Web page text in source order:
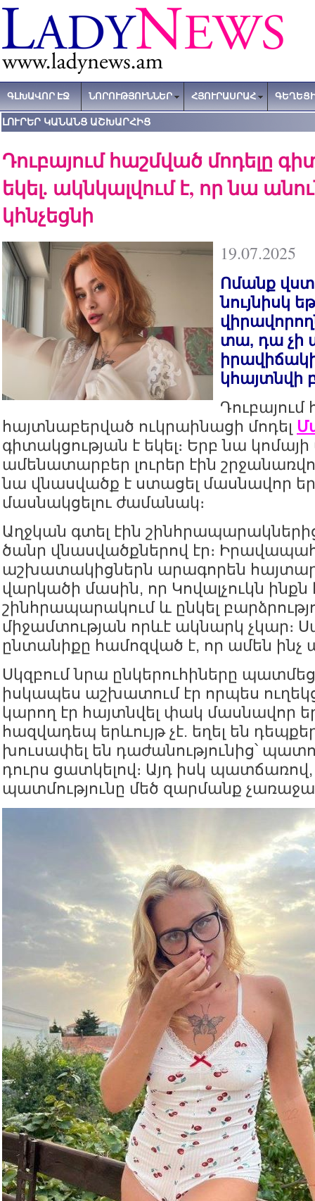
ԳԼԽԱՎՈՐ ԷՋ ՆՈՐՈՒԹՅՈՒՆՆԵՐ ՀՅՈՒՐԱՍՐԱՀ
ԼՈՒՐԵՐ ԿԱՆԱՆՑ ԱՇԽԱՐՀԻՑ
Դուբայում հաշմված մոդելը
եկել. ակնկալվում է, որ նա
կհնչեցնի
19.07.2025
Ոմանք
նույնիսկ
տա, դա չի
կհայտնվի
հայտնաբերված ուկրաինացի մոդել
գիտակցության է եկել։ Երբ նա կոմայի
ամենատարբեր լուրեր էին
նա վնասվածք է ստացել մասնավոր
մասնակցելու ժամանակ։
Աղջկան գտել էին
ծանր վնասվածքներով էր։
աշխատակիցներն արագորեն
վարկածի մասին, որ Կովալչուկն ինքն
շինհրապարակում և ընկել
միջամտության որևէ ակնարկ չկար։
ընտանիքը համոզված է, որ ամեն ինչ
Սկզբում նրա ընկերուհիները
իսկապես աշխատում էր որպես
կարող էր հայտնվել փակ մասնավոր
հազվադեպ երևույթ չէ. եղել են
խուսափել են դաժանությունից՝
դուրս ցատկելով։ Այդ իսկ
պատմությունը մեծ զարմանք